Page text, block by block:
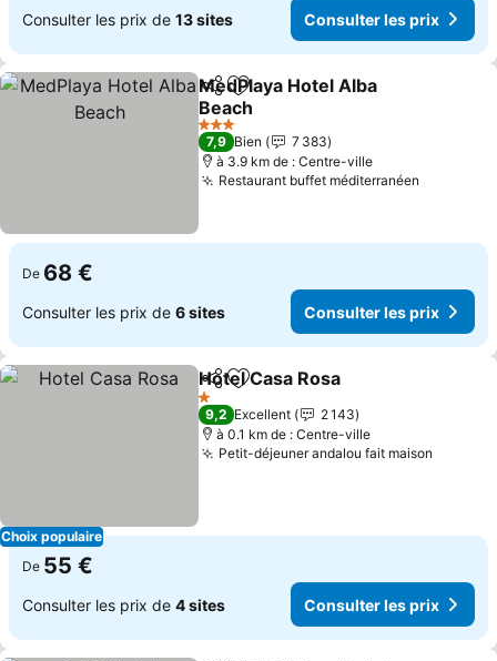
Consulter les prix de 13 sites Consulter les prix
PartagerAjouter à mes favoris
MedPlaya Hotel Alba
Beach
3 Étoiles
7,9 Bien
7 383
à 3.9 km de : Centre-ville
Restaurant buffet méditerranéen
De 68 €
Consulter les prix de 6 sites Consulter les prix
Choix populaire
PartagerAjouter à mes favoris
Hotel Casa Rosa
1 Étoiles
9,2 Excellent
2 143
à 0.1 km de : Centre-ville
Petit-déjeuner andalou fait maison
De 55 €
Consulter les prix de 4 sites Consulter les prix